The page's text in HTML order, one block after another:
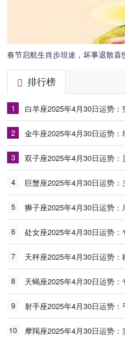
春节启航生肖步坦途，坏事退散喜
排行榜
1 白羊座2025年4月30日运势
2 金牛座2025年4月30日运势
3 双子座2025年4月30日运势
4 巨蟹座2025年4月30日运势
5 狮子座2025年4月30日运势
6 处女座2025年4月30日运势
7 天秤座2025年4月30日运势
8 天蝎座2025年4月30日运势
9 射手座2025年4月30日运势
10 摩羯座2025年4月30日运势